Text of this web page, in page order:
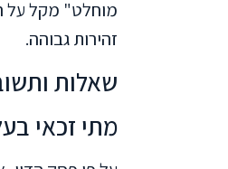
מוחלט" מקל על
זהירות גבוהה.
שאלות
מתי זכאי